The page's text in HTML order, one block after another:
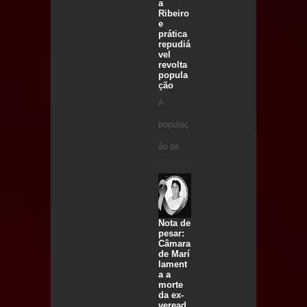
a
Ribeiro
e
prática
repudiá
vel
revolta
popula
ção
A
populaç
ão de ...
Nota de
pesar:
Câmara
de Marí
lament
a a
morte
da ex-